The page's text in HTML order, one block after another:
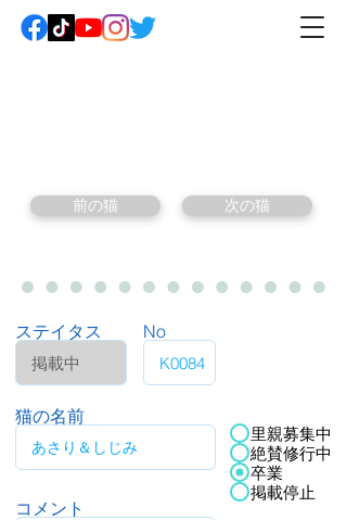
前の猫 次の猫
ステイタス No
猫の名前
コメント
里親募集中
絶賛修行中
卒業
掲載停止